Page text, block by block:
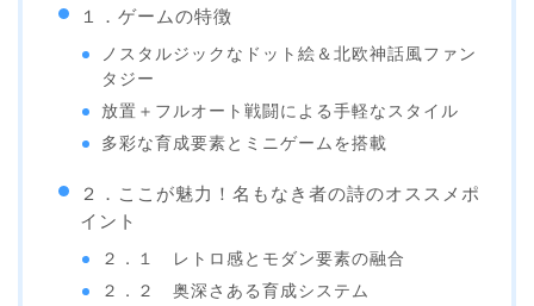
１．ゲームの特徴
ノスタルジックなドット絵＆北欧神話風ファン
タジー
放置＋フルオート戦闘による手軽なスタイル
多彩な育成要素とミニゲームを搭載
２．ここが魅力！名もなき者の詩のオススメポ
イント
２．１ レトロ感とモダン要素の融合
２．２ 奥深さある育成システム